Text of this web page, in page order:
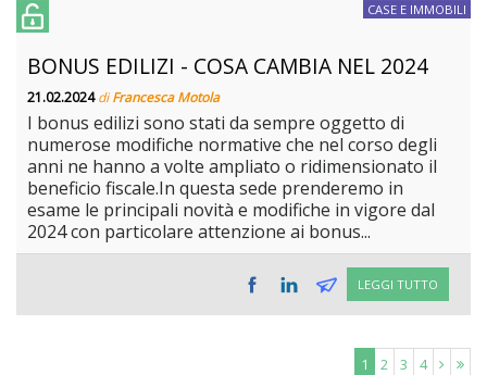
CASE E IMMOBILI
BONUS EDILIZI - COSA CAMBIA NEL 2024
21.02.2024diFrancesca Motola
I bonus edilizi sono stati da sempre oggetto di
numerose modifiche normative che nel corso degli
anni ne hanno a volte ampliato o ridimensionato il
beneficio fiscale.In questa sede prenderemo in
esame le principali novità e modifiche in vigore dal
2024 con particolare attenzione ai bonus...
LEGGI TUTTO
1 2 3 4